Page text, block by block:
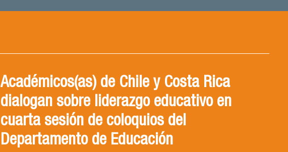
Académicos(as) de Chile y Costa Rica
dialogan sobre liderazgo educativo en
cuarta sesión de coloquios del
Departamento de Educación